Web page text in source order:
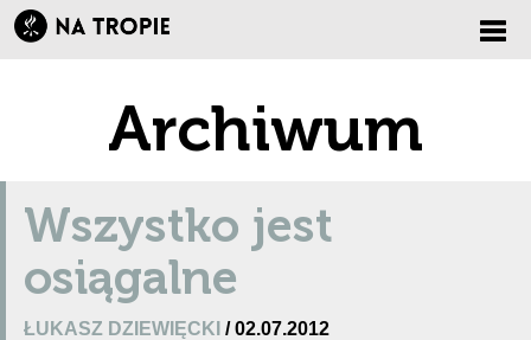
Archiwum
Wszystko jest
osiągalne
ŁUKASZ DZIEWIĘCKI / 02.07.2012